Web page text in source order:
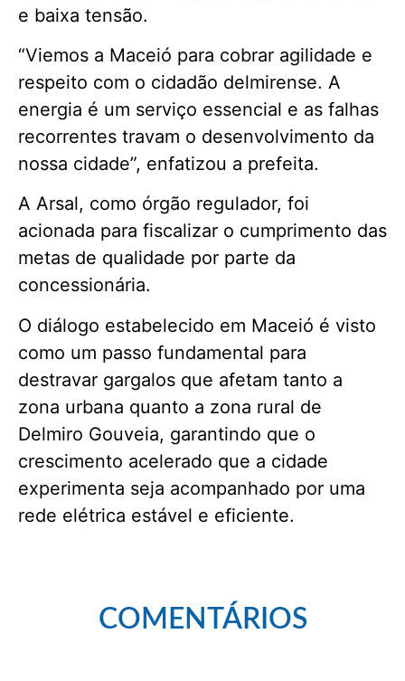
e baixa tensão.
“Viemos a Maceió para cobrar agilidade e
respeito com o cidadão delmirense. A
energia é um serviço essencial e as falhas
recorrentes travam o desenvolvimento da
nossa cidade”, enfatizou a prefeita.
A Arsal, como órgão regulador, foi
acionada para fiscalizar o cumprimento das
metas de qualidade por parte da
concessionária.
O diálogo estabelecido em Maceió é visto
como um passo fundamental para
destravar gargalos que afetam tanto a
zona urbana quanto a zona rural de
Delmiro Gouveia, garantindo que o
crescimento acelerado que a cidade
experimenta seja acompanhado por uma
rede elétrica estável e eficiente.
COMENTÁRIOS